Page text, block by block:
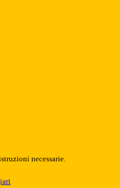
necessarie.